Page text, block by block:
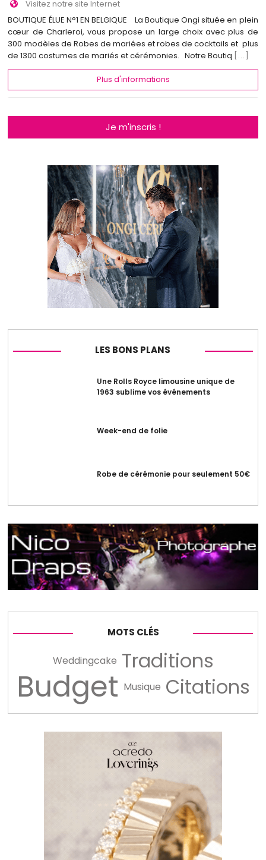
Visitez notre site Internet
BOUTIQUE ÉLUE N°1 EN BELGIQUE La Boutique Ongi située en plein
cœur de Charleroi, vous propose un large choix avec plus de
300 modèles de Robes de mariées et robes de cocktails et plus
de 1300 costumes de mariés et cérémonies. Notre Boutiq [...]
Plus d'informations
Je m'inscris !
LES BONS PLANS
Une Rolls Royce limousine unique de
1963 sublime vos événements
Week-end de folie
Robe de cérémonie pour seulement 50€
MOTS CLÉS
Weddingcake Traditions
Budget Musique Citations